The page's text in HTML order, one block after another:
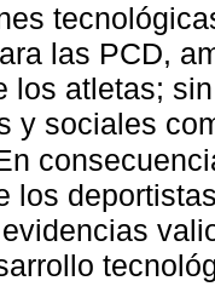
las PCD,
los atletas;
y sociales
los